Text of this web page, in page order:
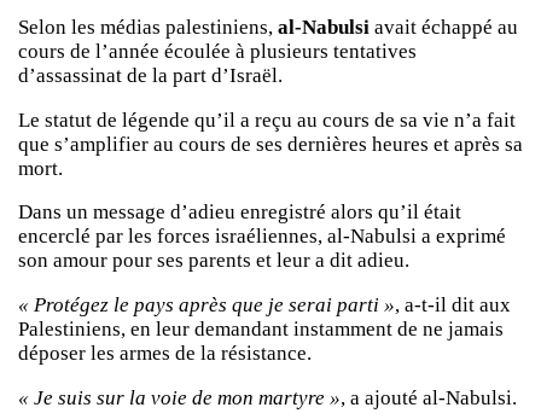
Selon les médias palestiniens, al-Nabulsi avait échappé au
cours de l’année écoulée à plusieurs tentatives
d’assassinat de la part d’Israël.
Le statut de légende qu’il a reçu au cours de sa vie n’a fait
que s’amplifier au cours de ses dernières heures et après sa
mort.
Dans un message d’adieu enregistré alors qu’il était
encerclé par les forces israéliennes, al-Nabulsi a exprimé
son amour pour ses parents et leur a dit adieu.
« Protégez le pays après que je serai parti », a-t-il dit aux
Palestiniens, en leur demandant instamment de ne jamais
déposer les armes de la résistance.
« Je suis sur la voie de mon martyre », a ajouté al-Nabulsi.